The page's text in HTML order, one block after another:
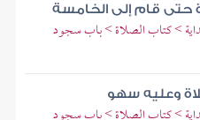
حتى قام إلى الخامسة
> كتاب الصلاة > باب سجود
وعليه سهو